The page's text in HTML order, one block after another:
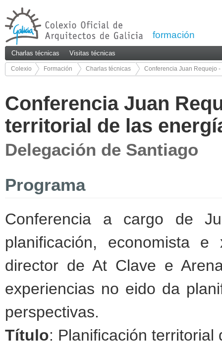
formación
Charlas técnicas Visitas técnicas
Colexio Formación Charlas técnicas Conferencia Juan Requejo
Conferencia Juan
territorial de las
Delegación de Santiago
Programa
Conferencia a cargo de
planificación, economista
director de At Clave e
experiencias no eido da
perspectivas.
Título: Planificación